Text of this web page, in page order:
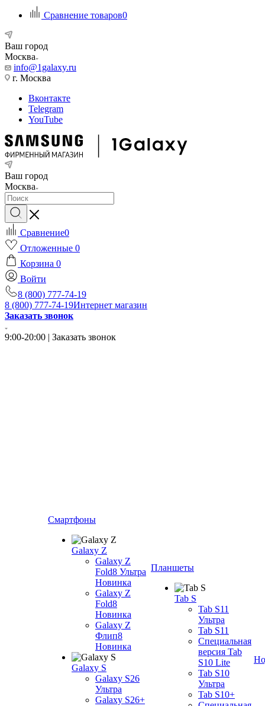
Сравнение товаров0
Ваш город
Москва
info@1galaxy.ru
г. Москва
Вконтакте
Telegram
YouTube
Ваш город
Москва
Сравнение0
Отложенные 0
Корзина 0
Войти
8 (800) 777-74-19
8 (800) 777-74-19Интернет магазин
Заказать звонок
9:00-20:00 | Заказать звонок
Смартфоны
Galaxy Z
Galaxy Z
Fold8 Ультра
Новинка
Galaxy Z
Fold8
Новинка
Galaxy Z
Флип8
Новинка
Galaxy S
Galaxy S26
Ультра
Galaxy S26+
Планшеты
Tab S
Tab S11
Ультра
Tab S11
Специальная
версия Tab
S10 Lite
Tab S10
Ультра
Tab S10+